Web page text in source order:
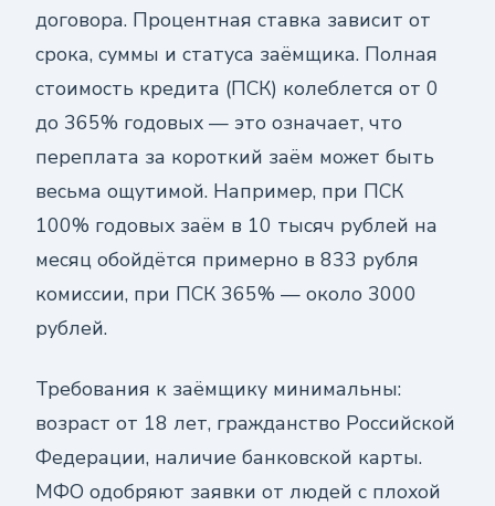
договора. Процентная ставка зависит от
срока, суммы и статуса заёмщика. Полная
стоимость кредита (ПСК) колеблется от 0
до 365% годовых — это означает, что
переплата за короткий заём может быть
весьма ощутимой. Например, при ПСК
100% годовых заём в 10 тысяч рублей на
месяц обойдётся примерно в 833 рубля
комиссии, при ПСК 365% — около 3000
рублей.
Требования к заёмщику минимальны:
возраст от 18 лет, гражданство Российской
Федерации, наличие банковской карты.
МФО одобряют заявки от людей с плохой